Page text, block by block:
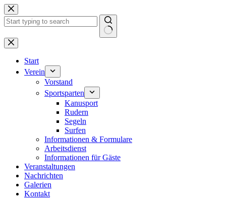
Zum
Inhalt
springen
Keine
Ergebnisse
Start
Verein
Vorstand
Sportsparten
Kanusport
Rudern
Segeln
Surfen
Informationen & Formulare
Arbeitsdienst
Informationen für Gäste
Veranstaltungen
Nachrichten
Galerien
Kontakt